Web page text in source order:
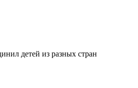
детей из разных стран